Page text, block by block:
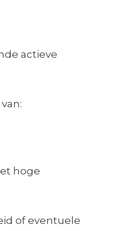
actieve
hoge
of eventuele